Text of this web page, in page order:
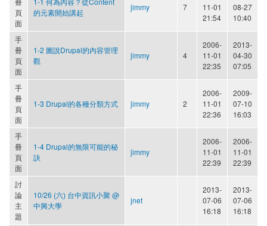
頁
面
的元素開始講起
jimmy 7
11-01
21:54
08-27
10:40
手
冊
頁
面
1-2 圖說Drupal的內容管理
觀
jimmy 4
2006-
11-01
22:35
2013-
04-30
07:05
手
冊
頁
面
1-3 Drupal的各種分類方式 jimmy 2
2006-
11-01
22:36
2009-
07-10
16:03
手
冊
頁
面
1-4 Drupal的無限可能的秘
訣
jimmy
2006-
11-01
22:39
2006-
11-01
22:39
討
論
主
題
10/26 (六) 台中資訊小聚 @
中興大學
jnet
2013-
07-06
16:18
2013-
07-06
16:18